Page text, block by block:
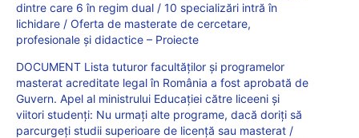
dintre care 6 în regim dual / 10 specializări intră în
lichidare / Oferta de masterate de cercetare,
profesionale și didactice – Proiecte
DOCUMENT Lista tuturor facultăților și programelor
masterat acreditate legal în România a fost aprobată de
Guvern. Apel al ministrului Educației către liceeni și
viitori studenți: Nu urmați alte programe, dacă doriți să
parcurgeți studii superioare de licență sau masterat /